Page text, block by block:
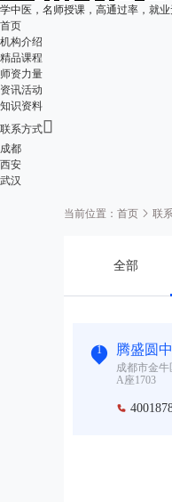
学中医，名师授课，高通过率，就
首页
机构介绍
精品课程
师资力量
资讯活动
知识资料
联系方式
成都
西安
武汉
当前位置： 首页 联
全部
1 腾盛圆
成都市金
A座1703
